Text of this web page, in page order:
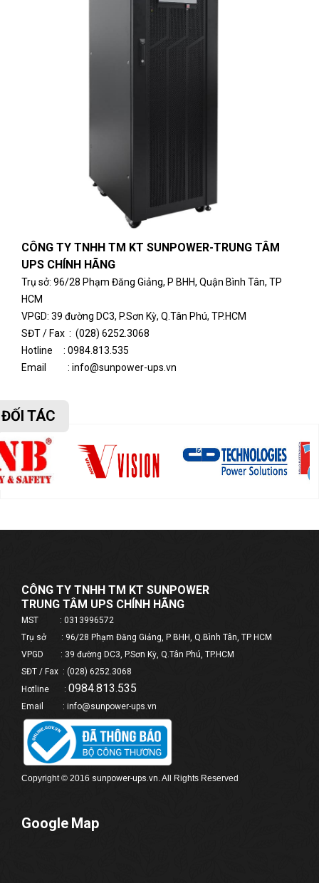
CÔNG TY TNHH TM KT SUNPOWER-TRUNG TÂM
UPS CHÍNH HÃNG
Trụ sở: 96/28 Phạm Đăng Giảng, P BHH, Quận Bình Tân, TP
HCM
VPGD: 39 đường DC3, P.Sơn Kỳ, Q.Tân Phú, TP.HCM
SĐT / Fax : (028) 6252.3068
Hotline : 0984.813.535
Email : info@sunpower-ups.vn
ĐỐI TÁC
CÔNG TY TNHH TM KT SUNPOWER
TRUNG TÂM UPS CHÍNH HÃNG
MST : 0313996572
Trụ sở : 96/28 Phạm Đăng Giảng, P BHH, Q.Bình Tân, TP HCM
VPGD : 39 đường DC3, P.Sơn Kỳ, Q.Tân Phú, TP.HCM
SĐT / Fax : (028) 6252.3068
Hotline : 0984.813.535
Email : info@sunpower-ups.vn
Copyright © 2016 sunpower-ups.vn. All Rights Reserved
Google Map